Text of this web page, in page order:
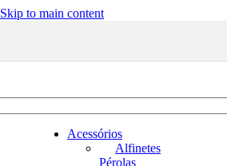
Skip to main content
Acessórios
Alfinetes
Pérolas